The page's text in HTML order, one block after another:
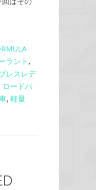
ラント ,
レスレデ
ロードバ
, 軽量